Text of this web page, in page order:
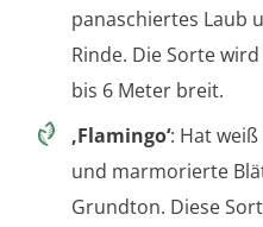
panaschiertes Laub
Rinde. Die Sorte
bis 6 Meter breit.
‚Flamingo‘: Hat
und marmorierte
Grundton. Diese